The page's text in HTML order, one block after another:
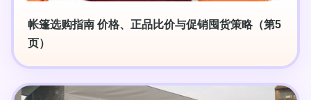
帐篷选购指南 价格、正品比价与促销囤货策略（第5
页）